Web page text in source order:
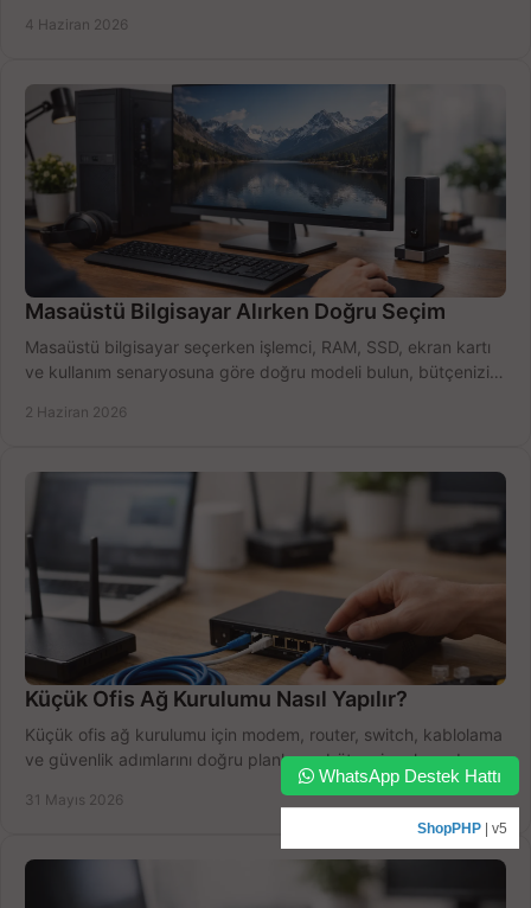
4 Haziran 2026
Masaüstü Bilgisayar Alırken Doğru Seçim
Masaüstü bilgisayar seçerken işlemci, RAM, SSD, ekran kartı
ve kullanım senaryosuna göre doğru modeli bulun, bütçenizi
2 Haziran 2026
Küçük Ofis Ağ Kurulumu Nasıl Yapılır?
Küçük ofis ağ kurulumu için modem, router, switch, kablolama
ve güvenlik adımlarını doğru planlayın, bütçeyi zorlamadan
31 Mayıs 2026
WhatsApp Destek Hattı
ShopPHP | v5